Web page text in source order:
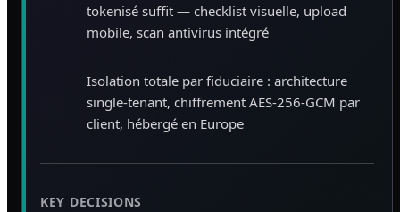
tokenisé suffit — checklist visuelle, upload
mobile, scan antivirus intégré
Isolation totale par fiduciaire : architecture
single-tenant, chiffrement AES-256-GCM par
client, hébergé en Europe
KEY DECISIONS